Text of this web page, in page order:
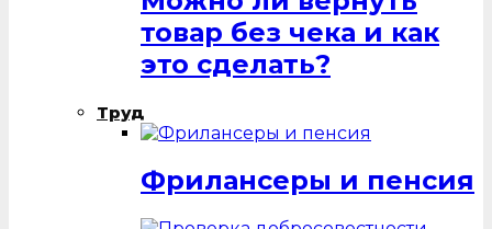
товар без чека и как
это сделать?
Труд
Фрилансеры и пенсия